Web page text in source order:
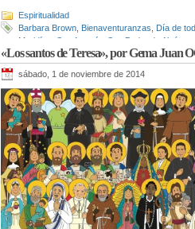
Espiritualidad
Barbara Brown Bienaventuranzas Día de
Maridíaz
San Agustín San Pedro de Alcántara
Alejandría,Santa María Magdalena, Santos,
«Los santos de Teresa», por Gema Juan
sábado, 1 de noviembre de 2014